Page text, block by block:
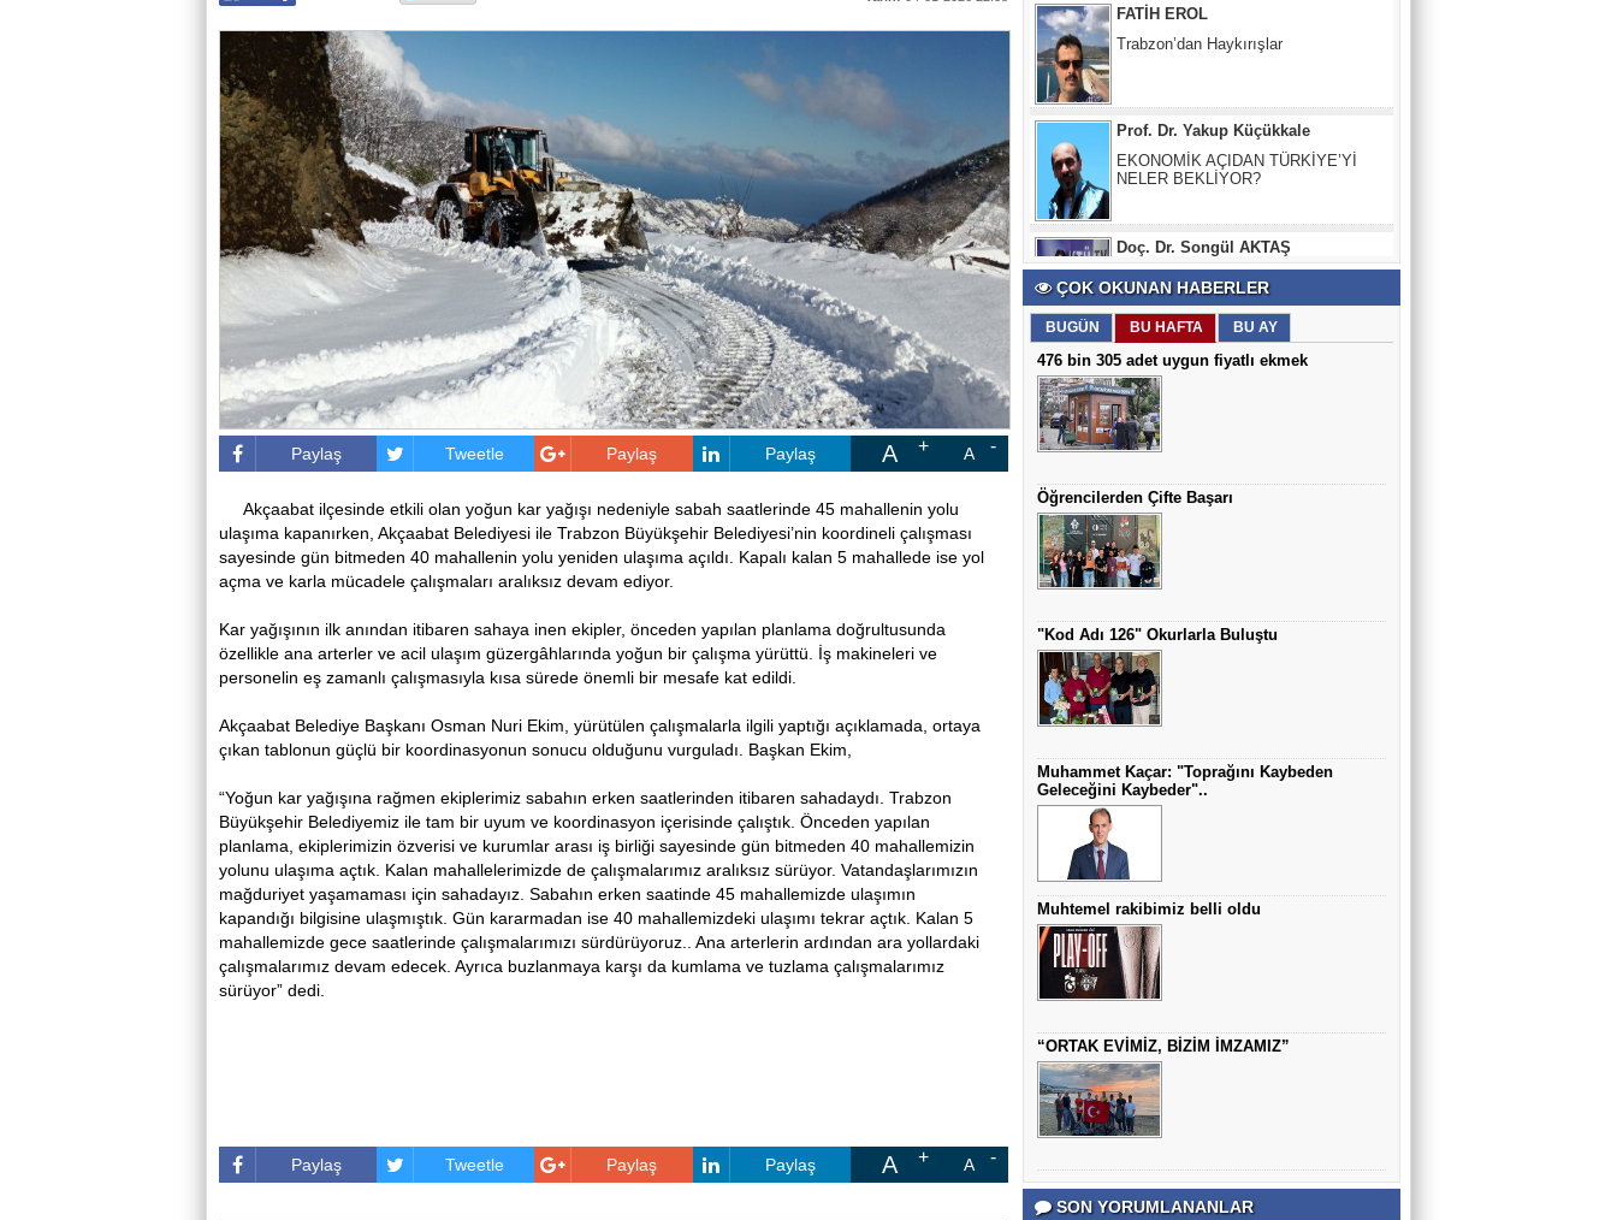
Paylaş Tweetle Paylaş Paylaş A A
Akçaabat ilçesinde etkili olan yoğun kar yağışı nedeniyle sabah saatlerinde 45 mahallenin yolu
ulaşıma kapanırken, Akçaabat Belediyesi ile Trabzon Büyükşehir Belediyesi’nin koordineli çalışması
sayesinde gün bitmeden 40 mahallenin yolu yeniden ulaşıma açıldı. Kapalı kalan 5 mahallede ise yol
açma ve karla mücadele çalışmaları aralıksız devam ediyor.
Kar yağışının ilk anından itibaren sahaya inen ekipler, önceden yapılan planlama doğrultusunda
özellikle ana arterler ve acil ulaşım güzergâhlarında yoğun bir çalışma yürüttü. İş makineleri ve
personelin eş zamanlı çalışmasıyla kısa sürede önemli bir mesafe kat edildi.
Akçaabat Belediye Başkanı Osman Nuri Ekim, yürütülen çalışmalarla ilgili yaptığı açıklamada, ortaya
çıkan tablonun güçlü bir koordinasyonun sonucu olduğunu vurguladı. Başkan Ekim,
“Yoğun kar yağışına rağmen ekiplerimiz sabahın erken saatlerinden itibaren sahadaydı. Trabzon
Büyükşehir Belediyemiz ile tam bir uyum ve koordinasyon içerisinde çalıştık. Önceden yapılan
planlama, ekiplerimizin özverisi ve kurumlar arası iş birliği sayesinde gün bitmeden 40 mahallemizin
yolunu ulaşıma açtık. Kalan mahallelerimizde de çalışmalarımız aralıksız sürüyor. Vatandaşlarımızın
mağduriyet yaşamaması için sahadayız. Sabahın erken saatinde 45 mahallemizde ulaşımın
kapandığı bilgisine ulaşmıştık. Gün kararmadan ise 40 mahallemizdeki ulaşımı tekrar açtık. Kalan 5
mahallemizde gece saatlerinde çalışmalarımızı sürdürüyoruz.. Ana arterlerin ardından ara yollardaki
çalışmalarımız devam edecek. Ayrıca buzlanmaya karşı da kumlama ve tuzlama çalışmalarımız
sürüyor” dedi.
Paylaş Tweetle Paylaş Paylaş A A
Prof. Dr. Yakup Küçükkale
Doç. Dr. Songül AKTAŞ
EBELİK, UNESCO TARAFINDAN
DOĞU KARADENİZ’DE DEPREM RİSKİ
VAR
İsmail Kansız
Vadi boyunca araç parkı ve terkedilmiş
anılar...
Ziraat Yüksek Mühendisi Cemil
Bozbaş
BÜYÜKŞEHİR BELEDİYELERİ VE
TARIMDAKİ SOSYAL ROLLERİ
Prof. Dr. Turan SET
Sağlıklı Olmak Herkes İçin Önemlidir
YUTMA GÜÇLÜĞÜNÜZÜN NEDENİ
AKALAZYA OLABİLİR
Prof. Dr. Mustafa YILMAZ
Habercisi Olabilir
Prof. Dr. Uğur Üçüncü
“Sözde Pontus Devleti kurma hedefi Batı
Prof. Dr. Mustafa İmamoğlu
Çocuklarda En Sık Görülen Doğumsal
Anomalilerden Biri: Hipospadias
Arif AZAK
ÇOK OKUNAN HABERLER
BUGÜN BU HAFTA BU AY
476 bin 305 adet uygun fiyatlı ekmek
Öğrencilerden Çifte Başarı
"Kod Adı 126" Okurlarla Buluştu
Muhammet Kaçar: "Toprağını Kaybeden
Geleceğini Kaybeder"..
Muhtemel rakibimiz belli oldu
“ORTAK EVİMİZ, BİZİM İMZAMIZ”
SON YORUMLANANLAR